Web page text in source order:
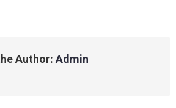
Author: Admin